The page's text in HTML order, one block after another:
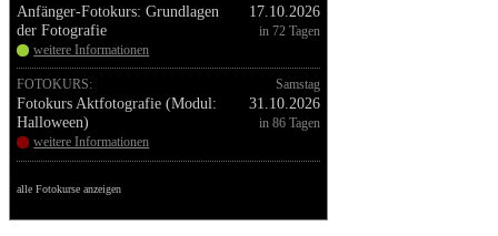
Anfänger-Fotokurs: Grundlagen
der Fotografie
weitere Informationen
17.10.2026
in 72 Tagen
FOTOKURS:
Fotokurs Aktfotografie (Modul:
Halloween)
weitere Informationen
Samstag
31.10.2026
in 86 Tagen
alle Fotokurse anzeigen